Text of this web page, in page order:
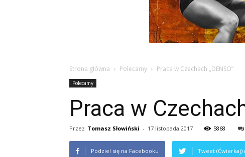
Strona główna Polecamy Praca w Czechach „DENSO”
Polecamy
Praca w
Przez Tomasz Słowiński - 17 listopada 2017 5868
Podziel się na Facebooku Tweet (Ćwierkaj)